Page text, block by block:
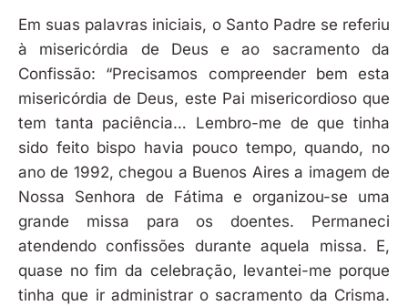
Em suas palavras iniciais, o Santo Padre se referiu
à misericórdia de Deus e ao sacramento da
Confissão: “Precisamos compreender bem esta
misericórdia de Deus, este Pai misericordioso que
tem tanta paciência… Lembro-me de que tinha
sido feito bispo havia pouco tempo, quando, no
ano de 1992, chegou a Buenos Aires a imagem de
Nossa Senhora de Fátima e organizou-se uma
grande missa para os doentes. Permaneci
atendendo confissões durante aquela missa. E,
quase no fim da celebração, levantei-me porque
tinha que ir administrar o sacramento da Crisma.